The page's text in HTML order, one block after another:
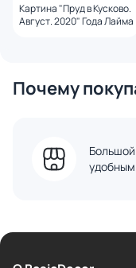
Картина "Пруд в Кусково.
Август. 2020" Года Лайма
Почему